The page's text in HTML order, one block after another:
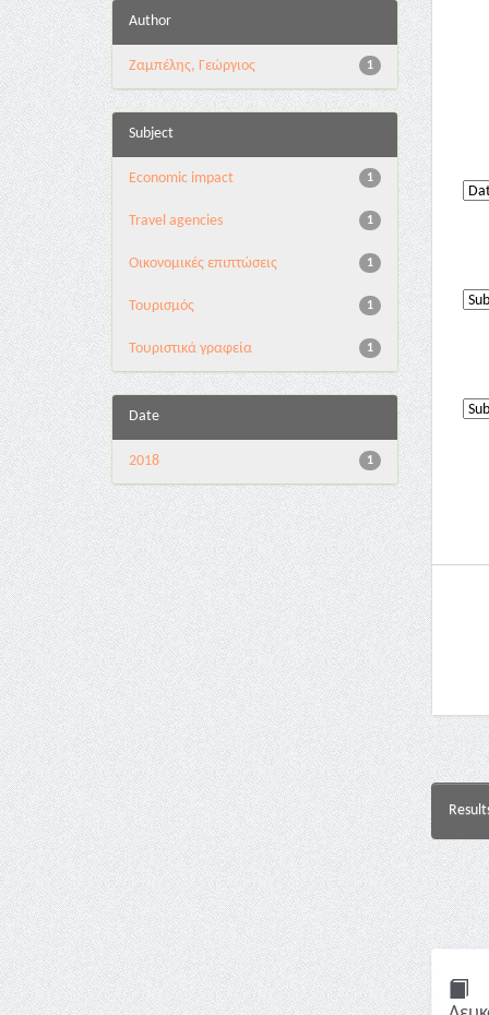
Author
1
Ζαμπέλης, Γεώργιος
Subject
1
Economic impact
1
Travel agencies
1
Οικονομικές επιπτώσεις
1
Τουρισμός
1
Τουριστικά γραφεία
Date
1
2018